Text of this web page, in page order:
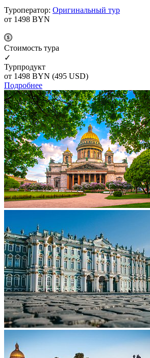
Туроператор: Оригинальный тур
от 1498 BYN
Cтоимость тура
✓
Турпродукт
от 1498 BYN (495 USD)
Подробнее